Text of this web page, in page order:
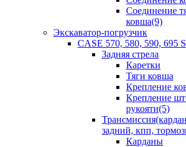
Соединение
ковша(9)
Экскаватор-погрузчик
CASE 570, 580, 590, 695
Задняя стрела
Каретки
Тяги ковша
Крепление
Крепление
рукояти(5)
задний, кпп,
Карданы